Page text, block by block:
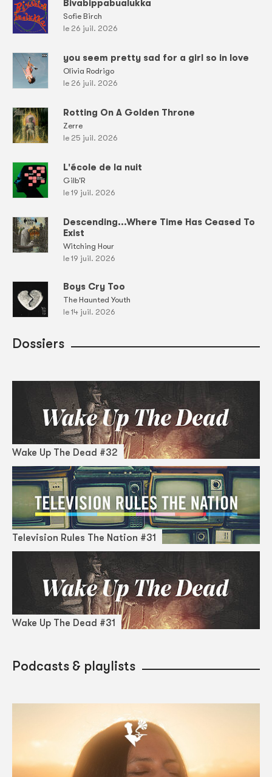
Bivabippabualukka
Sofie Birch
le 26 juil. 2026
you seem pretty sad for a girl so in love
Olivia Rodrigo
le 26 juil. 2026
Rotting On A Golden Throne
Zerre
le 25 juil. 2026
L'école de la nuit
Gilb'R
le 19 juil. 2026
Descending...Where Time Has Ceased To
Exist
Witching Hour
le 19 juil. 2026
Boys Cry Too
The Haunted Youth
le 14 juil. 2026
Dossiers
Wake Up The Dead #32
Television Rules The Nation #31
Wake Up The Dead #31
Podcasts & playlists